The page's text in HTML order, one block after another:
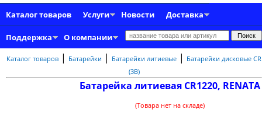
Каталог товаров Услуги Новости Доставка
Поддержка О компании
Каталог товаров | Батарейки | Батарейки литиевые | Батарейки дисковые CR
(3В)
Батарейка литиевая CR1220, RENATA
(Товара нет на складе)